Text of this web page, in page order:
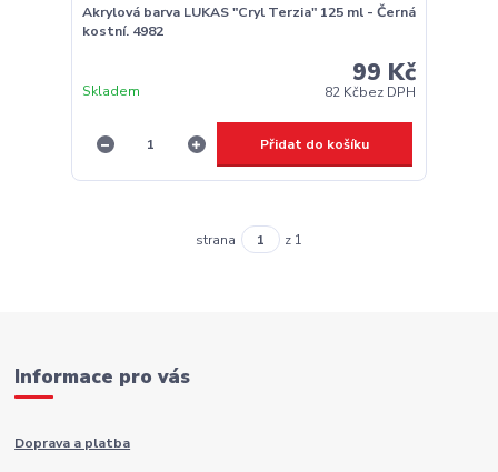
Akrylová barva LUKAS "Cryl Terzia" 125 ml - Černá
kostní. 4982
99 Kč
82 Kčbez DPH
Skladem
Přidat do košíku
strana z 1
Informace pro vás
Doprava a platba